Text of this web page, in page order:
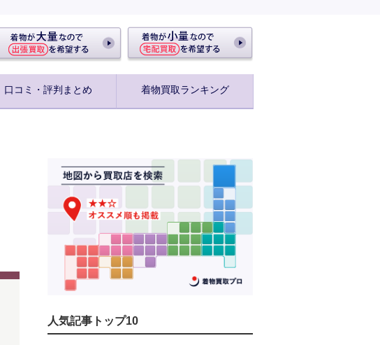
口コミ・評判まとめ 着物買取ランキング
人気記事トップ10